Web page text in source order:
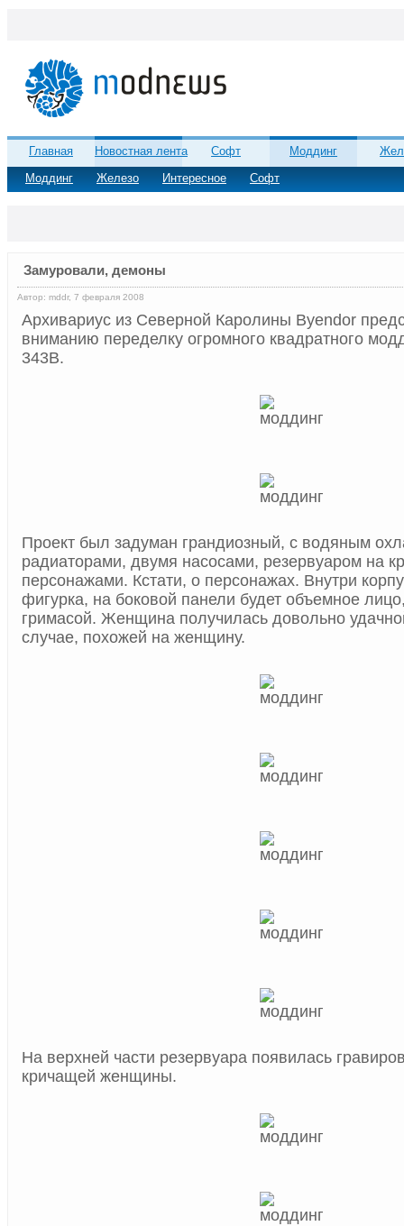
Главная
Новостная лента
Моддинг
Железо Интересное Софт
Софт Моддинг
Замуровали, демоны
Автор: mddr, 7 февраля 2008
Архивариус из Северной Каролины Byendor
вниманию переделку огромного квадратного
343B.
Проект был задуман грандиозный, с водяным
радиаторами, двумя насосами, резервуаром на
персонажами. Кстати, о персонажах. Внутри
фигурка, на боковой панели будет объемное
гримасой. Женщина получилась довольно
случае, похожей на женщину.
На верхней части резервуара появилась
кричащей женщины.